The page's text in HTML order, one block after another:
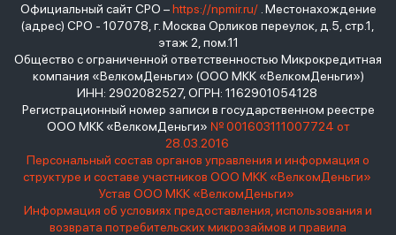
Официальный сайт СРО –https://npmir.ru/. Местонахождение
(адрес) СРО - 107078, г. Москва Орликов переулок, д.5, стр.1,
этаж 2, пом.11
Общество с ограниченной ответственностью Микрокредитная
компания «ВелкомДеньги» (ООО МКК «ВелкомДеньги»)
ИНН: 2902082527, ОГРН: 1162901054128
Регистрационный номер записи в государственном реестре
ООО МКК «ВелкомДеньги» № 001603111007724 от
28.03.2016
Персональный состав органов управления и информация о
структуре и составе участников ООО МКК «ВелкомДеньги»
Устав ООО МКК «ВелкомДеньги»
Информация об условиях предоставления, использования и
возврата потребительских микрозаймов и правила